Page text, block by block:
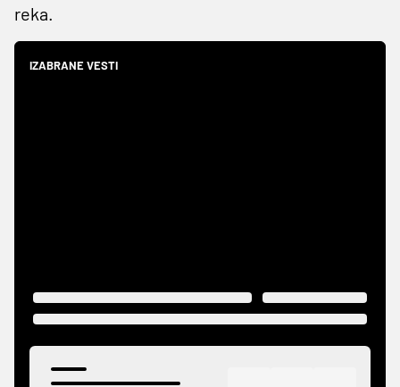
reka.
IZABRANE VESTI